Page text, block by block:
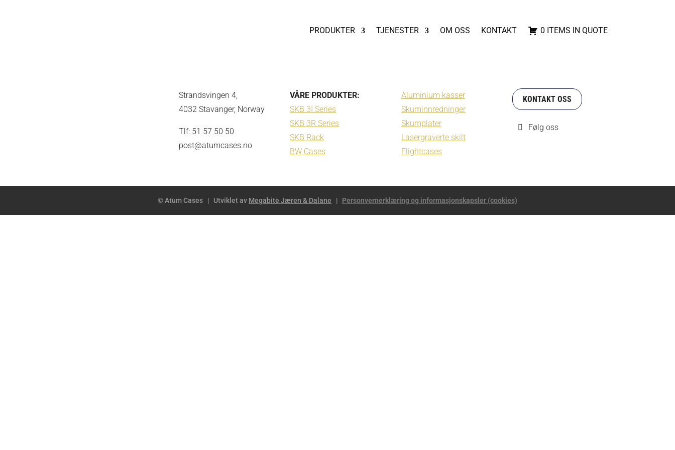
PRODUKTER TJENESTER OM OSS KONTAKT 0 ITEMS IN QUOTE
Strandsvingen 4,
4032 Stavanger, Norway
Tlf: 51 57 50 50
post@atumcases.no
VÅRE PRODUKTER:
SKB 3I Series
SKB 3R Series
SKB Rack
BW Cases
Aluminium kasser
Skuminnredninger
Skumplater
Lasergraverte skilt
Flightcases
KONTAKT OSS
Følg oss
© Atum Cases | Utviklet av Megabite Jæren & Dalane | Personvernerklæring og informasjonskapsler (cookies)